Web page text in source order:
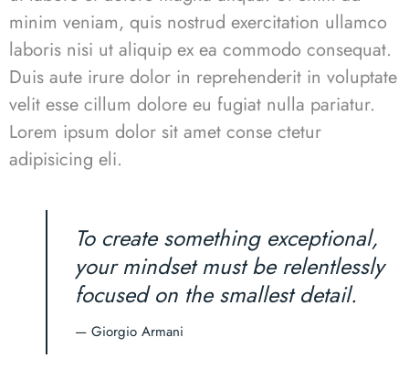
minim veniam, quis nostrud exercitation ullamco
laboris nisi ut aliquip ex ea commodo consequat.
Duis aute irure dolor in reprehenderit in voluptate
velit esse cillum dolore eu fugiat nulla pariatur.
Lorem ipsum dolor sit amet conse ctetur
adipisicing eli.
To create something exceptional,
your mindset must be relentlessly
focused on the smallest detail.
— Giorgio Armani